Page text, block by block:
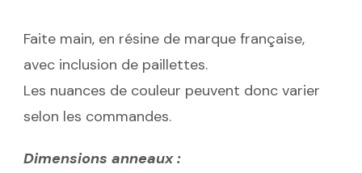
Faite main, en résine de marque française,
avec inclusion de paillettes.
Les nuances de couleur peuvent donc varier
selon les commandes.
Dimensions anneaux :